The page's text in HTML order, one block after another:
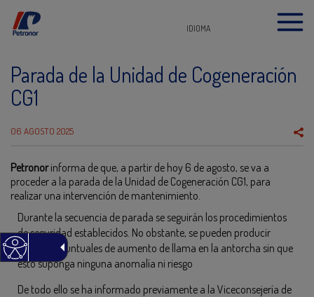
IDIOMA
Parada de la Unidad de Cogeneración
CG1
06 AGOSTO 2025
Petronorinforma de que, a partir de hoy 6 de agosto, se va a
proceder a la parada de la Unidad de Cogeneración CG1, para
realizar una intervención de mantenimiento.
Durante la secuencia de parada se seguirán los procedimientos
de seguridad establecidos. No obstante, se pueden producir
episodios puntuales de aumento de llama en la antorcha sin que
esto suponga ninguna anomalía ni riesgo
De todo ello se ha informado previamente a la Viceconsejería de